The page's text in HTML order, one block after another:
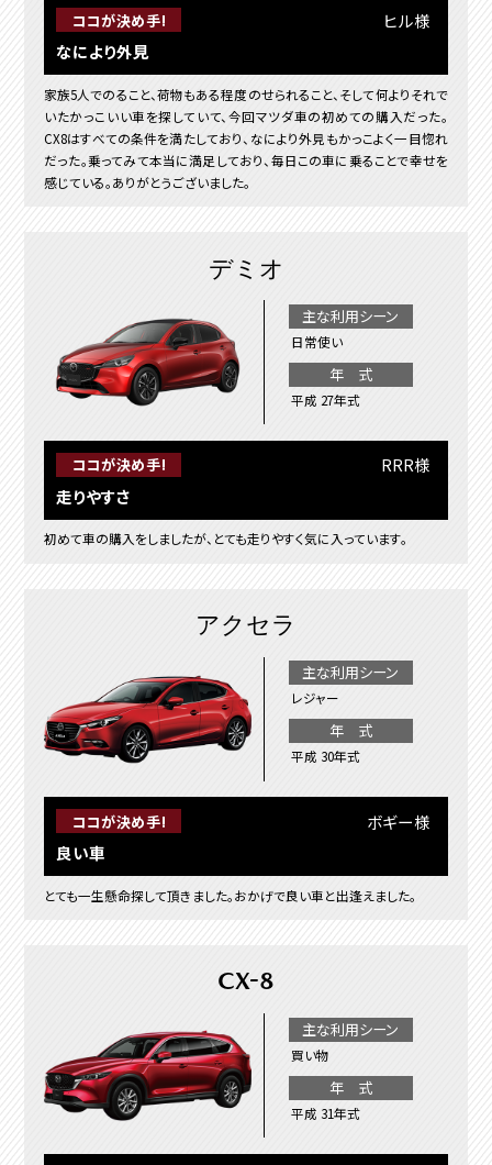
ココが決め手!
なにより外見
ヒル様
家族5人でのること、荷物もある程度のせられること、そして何よりそれで
いたかっこいい車を探していて、今回マツダ車の初めての購入だった。
CX8はすべての条件を満たしており、なにより外見もかっこよく一目惚れ
だった。乗ってみて本当に満足しており、毎日この車に乗ることで幸せを
感じている。ありがとうございました。
デミオ
主な利用シーン
日常使い
年 式
平成 27年式
ココが決め手!
走りやすさ
RRR様
初めて車の購入をしましたが、とても走りやすく気に入っています。
アクセラ
主な利用シーン
レジャー
年 式
平成 30年式
ココが決め手!
良い車
ボギー様
とても一生懸命探して頂きました。おかげで良い車と出逢えました。
CX-8
主な利用シーン
買い物
年 式
平成 31年式